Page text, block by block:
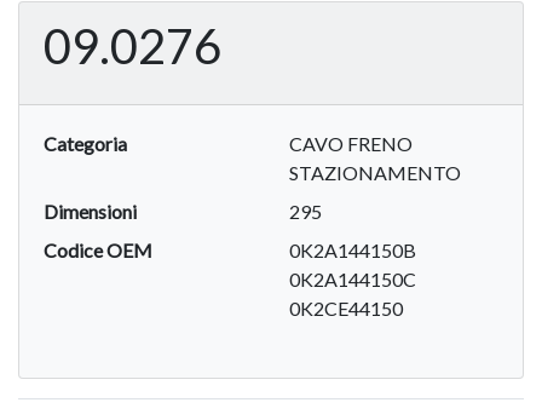
09.0276
Categoria
CAVO FRENO
STAZIONAMENTO
Dimensioni
295
Codice OEM
0K2A144150B
0K2A144150C
0K2CE44150